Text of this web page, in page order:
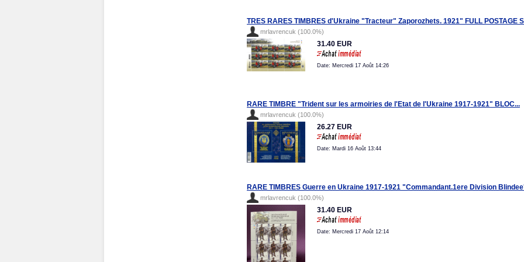
TRES RARES TIMBRES d'Ukraine "Tracteur" Zaporozhets. 1921" FULL POSTAGE
mrlavrencuk (100.0%)
31.40 EUR
Date: Mercredi 17 Août 14:26
RARE TIMBRE "Trident sur les armoiries de l'Etat de l'Ukraine 1917-1921" BLOC...
mrlavrencuk (100.0%)
26.27 EUR
Date: Mardi 16 Août 13:44
RARE TIMBRES Guerre en Ukraine 1917-1921 "Commandant.1ere Division
mrlavrencuk (100.0%)
31.40 EUR
Date: Mercredi 17 Août 12:14